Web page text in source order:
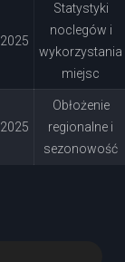
2025
Statystyki
noclegów i
wykorzystania
miejsc
2025
Obłożenie
regionalne i
sezonowość